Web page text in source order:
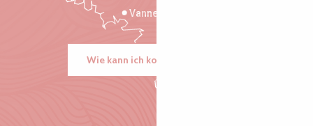
Vannes
Wie kann ich kommen?